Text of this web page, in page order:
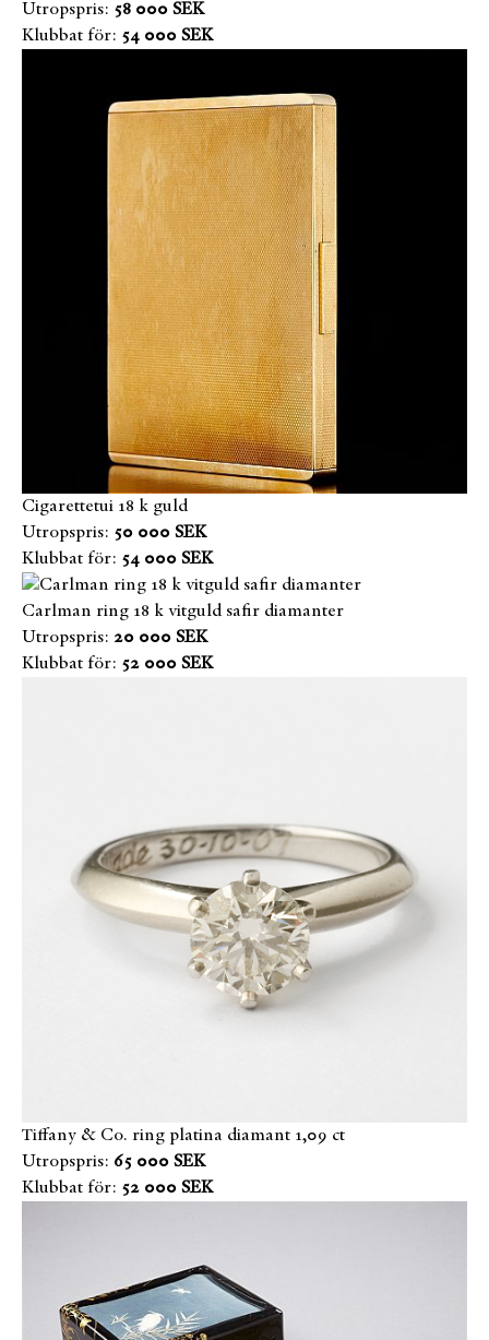
Utropspris: 58 000 SEK
Klubbat för: 54 000 SEK
Cigarettetui 18 k guld
Utropspris: 50 000 SEK
Klubbat för: 54 000 SEK
Carlman ring 18 k vitguld safir diamanter
Utropspris: 20 000 SEK
Klubbat för: 52 000 SEK
Tiffany & Co. ring platina diamant 1,09 ct
Utropspris: 65 000 SEK
Klubbat för: 52 000 SEK